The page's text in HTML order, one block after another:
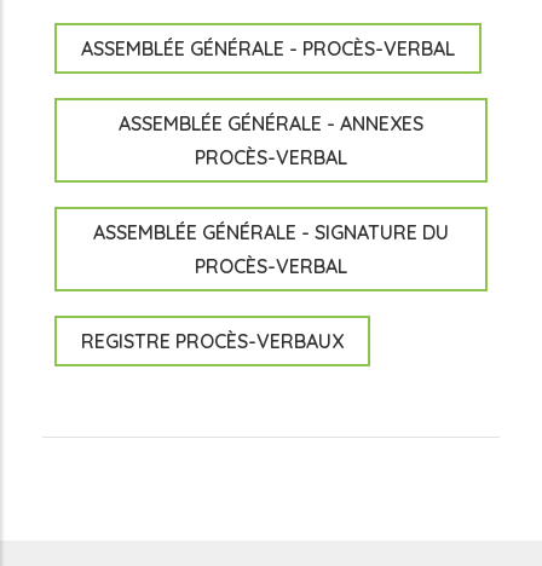
ASSEMBLÉE GÉNÉRALE - PROCÈS-VERBAL
ASSEMBLÉE GÉNÉRALE - ANNEXES
PROCÈS-VERBAL
ASSEMBLÉE GÉNÉRALE - SIGNATURE DU
PROCÈS-VERBAL
REGISTRE PROCÈS-VERBAUX
reddit downloaderColoriage à Imprimerhoroscope love